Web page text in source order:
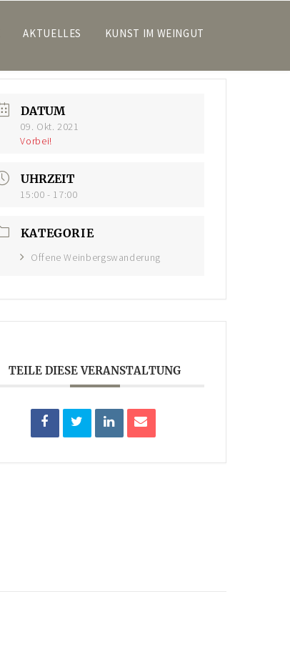
AKTUELLES KUNST IM WEINGUT
DATUM
09. Okt. 2021
Vorbei!
UHRZEIT
15:00 - 17:00
KATEGORIE
Offene Weinbergswanderung
TEILE DIESE VERANSTALTUNG